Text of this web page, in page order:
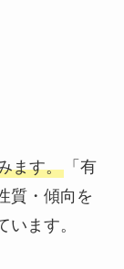
ます。「有
質・傾向を
ます。